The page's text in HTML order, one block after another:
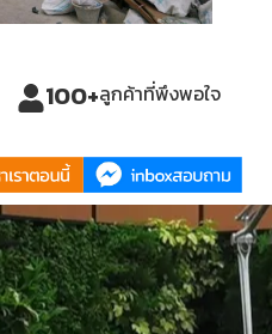
100+ลูกค้าที่พึงพอใจ